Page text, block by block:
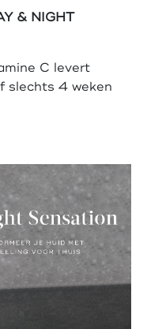
& NIGHT
C levert
slechts 4 weken